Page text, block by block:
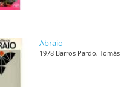
Abraio
1978 Barros Pardo, Tomás